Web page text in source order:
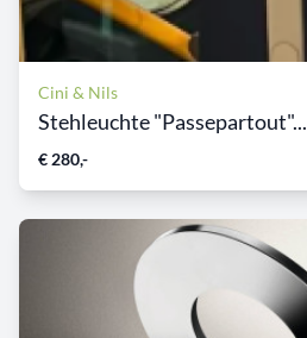
Cini & Nils
Stehleuchte "Passepartout"...
€ 280,-